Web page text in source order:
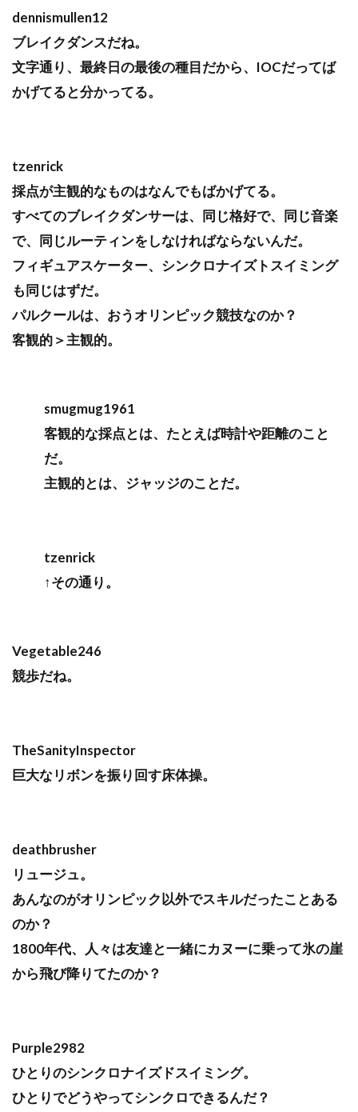
dennismullen12
ブレイクダンスだね。
文字通り、最終日の最後の種目だから、IOCだってば
かげてると分かってる。
tzenrick
採点が主観的なものはなんでもばかげてる。
すべてのブレイクダンサーは、同じ格好で、同じ音楽
で、同じルーティンをしなければならないんだ。
フィギュアスケーター、シンクロナイズトスイミング
も同じはずだ。
パルクールは、おうオリンピック競技なのか？
客観的＞主観的。
smugmug1961
客観的な採点とは、たとえば時計や距離のこと
だ。
主観的とは、ジャッジのことだ。
tzenrick
↑その通り。
Vegetable246
競歩だね。
TheSanityInspector
巨大なリボンを振り回す床体操。
deathbrusher
リュージュ。
あんなのがオリンピック以外でスキルだったことある
のか？
1800年代、人々は友達と一緒にカヌーに乗って氷の崖
から飛び降りてたのか？
Purple2982
ひとりのシンクロナイズドスイミング。
ひとりでどうやってシンクロできるんだ？